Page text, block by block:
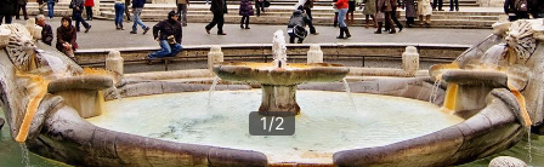
1/2